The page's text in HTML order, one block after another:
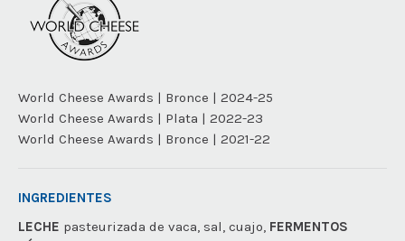
World Cheese Awards | Bronce | 2024-25
World Cheese Awards | Plata | 2022-23
World Cheese Awards | Bronce | 2021-22
INGREDIENTES
LECHE pasteurizada de vaca, sal, cuajo, FERMENTOS